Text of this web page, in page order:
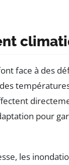
face à des
pour
les